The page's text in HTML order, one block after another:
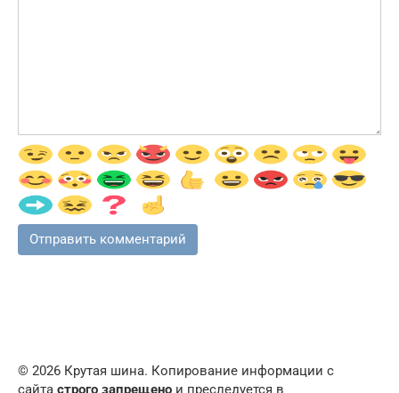
© 2026 Крутая шина. Копирование информации с
сайта строго запрещено и преследуется в